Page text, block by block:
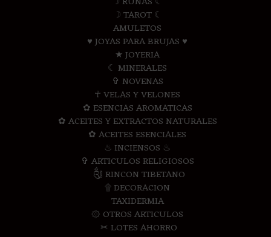
☽ TAROT ☾
AMULETOS
♥ JOYAS PARA BRUJAS ♥
★ JOYERIA
☾ MINERALES
✞ NOVENAS
☥ VELAS Y VELONES
✿ ESENCIAS AROMATICAS
✿ ACEITES Y EXTRACTOS NATURALES
✿ ACEITES ESENCIALES
♨ INCIENSOS ♨
✞ ARTICULOS RELIGIOSOS
༃ RINCON TIBETANO
۩ DECORACION
TAXIDERMIA
۞ OTROS ARTICULOS
✂ LOTES AHORRO